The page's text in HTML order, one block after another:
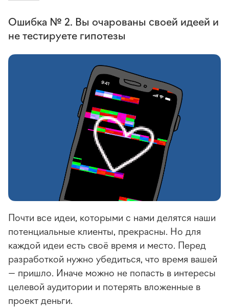
Ошибка № 2. Вы очарованы своей идеей и
не тестируете гипотезы
Почти все идеи, которыми с нами делятся наши
потенциальные клиенты, прекрасны. Но для
каждой идеи есть своё время и место. Перед
разработкой нужно убедиться, что время вашей
— пришло. Иначе можно не попасть в интересы
целевой аудитории и потерять вложенные в
проект деньги.